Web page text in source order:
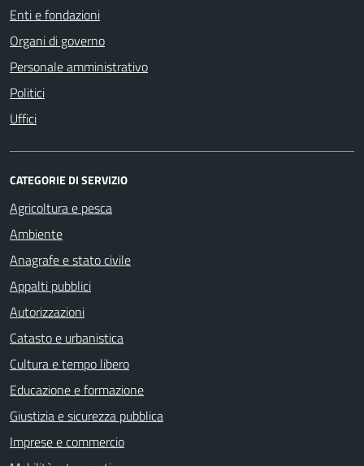
Enti e fondazioni
Organi di governo
Personale amministrativo
Politici
Uffici
CATEGORIE DI SERVIZIO
Agricoltura e pesca
Ambiente
Anagrafe e stato civile
Appalti pubblici
Autorizzazioni
Catasto e urbanistica
Cultura e tempo libero
Educazione e formazione
Giustizia e sicurezza pubblica
Imprese e commercio